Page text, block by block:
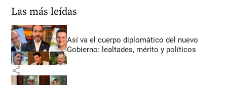
Las más leídas
Así va el cuerpo diplomático del nuevo
Gobierno: lealtades, mérito y políticos
share